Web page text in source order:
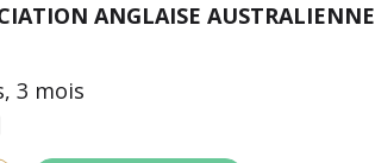
ANGLAISE AUSTRALIENNE
3 mois